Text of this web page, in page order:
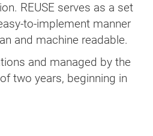
REUSE serves as a set
to-implement manner
and machine readable.
and managed by the
two years, beginning in